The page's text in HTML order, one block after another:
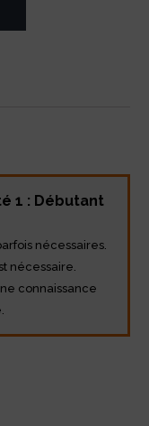
1 : Débutant
nécessaires.
nécessaire.
connaissance